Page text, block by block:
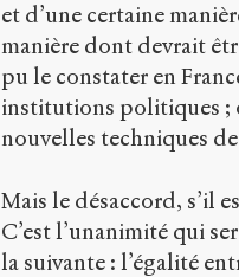
et d’une certaine
manière dont devrait
pu le constater en
institutions politiques ;
nouvelles techniques
Mais le désaccord, s’il
C’est l’unanimité qui
la suivante : l’égalité